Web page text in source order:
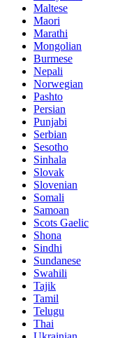
Maltese
Maori
Marathi
Mongolian
Burmese
Nepali
Norwegian
Pashto
Persian
Punjabi
Serbian
Sesotho
Sinhala
Slovak
Slovenian
Somali
Samoan
Scots Gaelic
Shona
Sindhi
Sundanese
Swahili
Tajik
Tamil
Telugu
Thai